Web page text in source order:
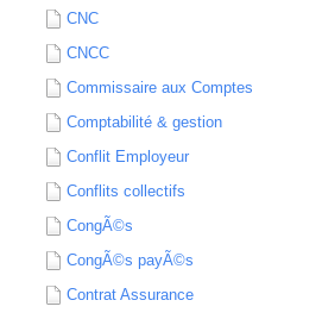
CNC
CNCC
Commissaire aux Comptes
Comptabilité & gestion
Conflit Employeur
Conflits collectifs
CongÃ©s
CongÃ©s payÃ©s
Contrat Assurance